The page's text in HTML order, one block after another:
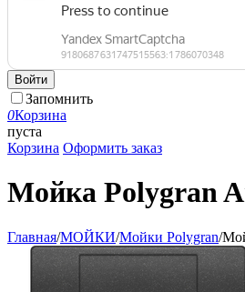
Войти
Запомнить
0Корзина
пуста
Корзина Оформить заказ
Мойка Polygran
Главная/МОЙКИ/Мойки Polygran/